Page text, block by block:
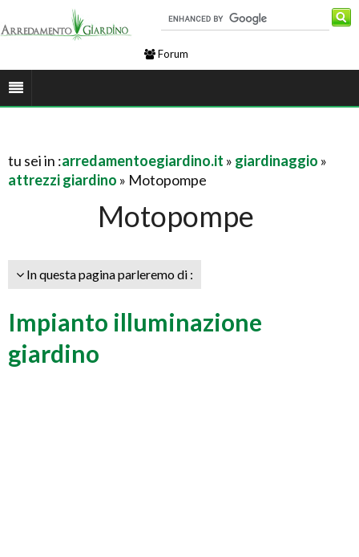
Forum
tu sei in :arredamentoegiardino.it » giardinaggio »
attrezzi giardino » Motopompe
Motopompe
In questa pagina parleremo di :
Impianto illuminazione
giardino